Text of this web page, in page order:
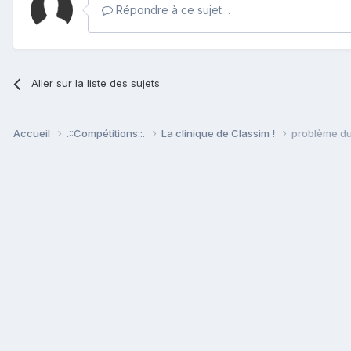
Répondre à ce sujet…
Aller sur la liste des sujets
Accueil .::Compétitions::. La clinique de Classim ! problème